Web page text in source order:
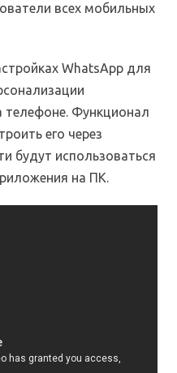
всех мобильных
WhatsApp для
телефоне. Функционал
его через
будут использоваться
на ПК.